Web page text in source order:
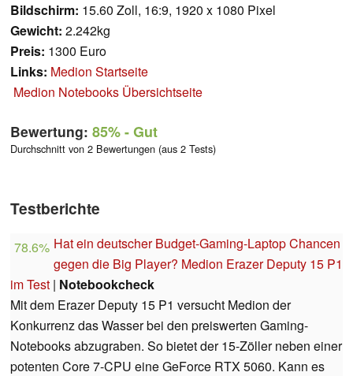
Bildschirm: 15.60 Zoll, 16:9, 1920 x 1080 Pixel
Gewicht: 2.242kg
Preis: 1300 Euro
Links: Medion Startseite
Medion Notebooks Übersichtseite
Bewertung: 85%- Gut
Durchschnitt von 2 Bewertungen (aus 2 Tests)
Testberichte
78.6% Hat ein deutscher Budget-Gaming-Laptop Chancen
gegen die Big Player? Medion Erazer Deputy 15 P1
im Test | Notebookcheck
Mit dem Erazer Deputy 15 P1 versucht Medion der
Konkurrenz das Wasser bei den preiswerten Gaming-
Notebooks abzugraben. So bietet der 15-Zöller neben einer
potenten Core 7-CPU eine GeForce RTX 5060. Kann es